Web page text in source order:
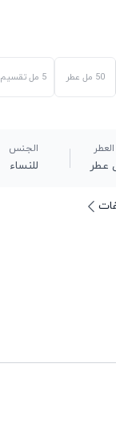
50 مل عطر 5 مل تقسيم
الجنس
للنساء